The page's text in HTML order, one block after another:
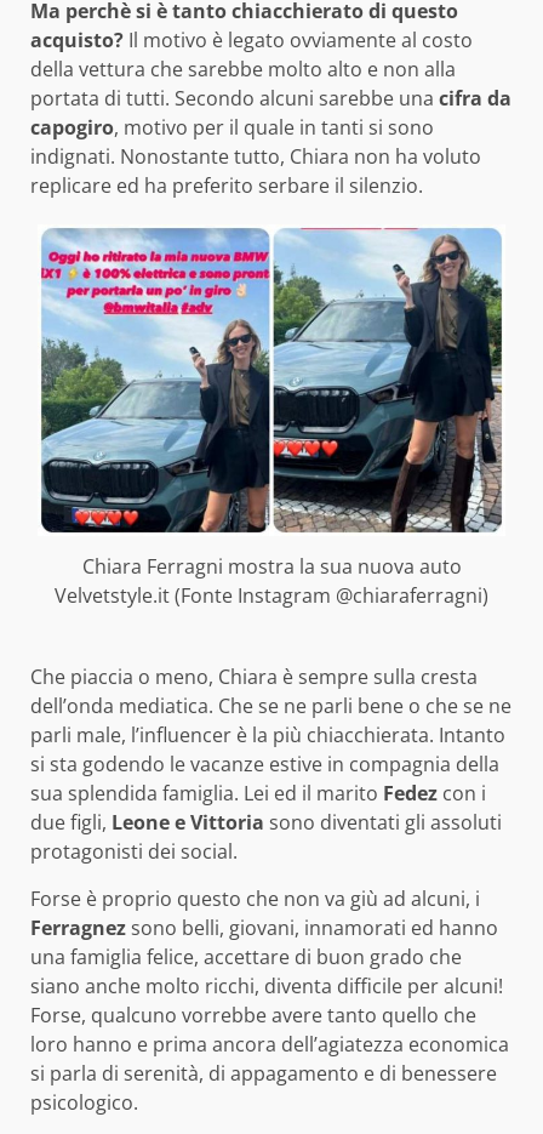
Ma perchè si è tanto chiacchierato di questo
acquisto? Il motivo è legato ovviamente al costo
della vettura che sarebbe molto alto e non alla
portata di tutti. Secondo alcuni sarebbe una cifra da
capogiro, motivo per il quale in tanti si sono
indignati. Nonostante tutto, Chiara non ha voluto
replicare ed ha preferito serbare il silenzio.
Chiara Ferragni mostra la sua nuova auto
Velvetstyle.it (Fonte Instagram @chiaraferragni)
Che piaccia o meno, Chiara è sempre sulla cresta
dell’onda mediatica. Che se ne parli bene o che se ne
parli male, l’influencer è la più chiacchierata. Intanto
si sta godendo le vacanze estive in compagnia della
sua splendida famiglia. Lei ed il marito Fedez con i
due figli, Leone e Vittoria sono diventati gli assoluti
protagonisti dei social.
Forse è proprio questo che non va giù ad alcuni, i
Ferragnezsono belli, giovani, innamorati ed hanno
una famiglia felice, accettare di buon grado che
siano anche molto ricchi, diventa difficile per alcuni!
Forse, qualcuno vorrebbe avere tanto quello che
loro hanno e prima ancora dell’agiatezza economica
si parla di serenità, di appagamento e di benessere
psicologico.